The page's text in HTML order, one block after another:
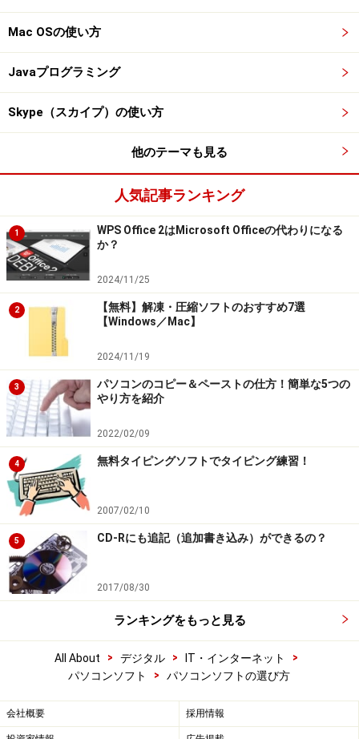
Mac OSの使い方
Javaプログラミング
Skype（スカイプ）の使い方
他のテーマも見る
人気記事ランキング
1
WPS Office 2はMicrosoft Officeの代わりになる
か？
2024/11/25
2
【無料】解凍・圧縮ソフトのおすすめ7選
【Windows／Mac】
2024/11/19
3
パソコンのコピー＆ペーストの仕方！簡単な5つの
やり方を紹介
2022/02/09
4 無料タイピングソフトでタイピング練習！
2007/02/10
5 CD-Rにも追記（追加書き込み）ができるの？
2017/08/30
ランキングをもっと見る
All About > デジタル > IT・インターネット
>
パソコンソフト
> パソコンソフトの選び方
会社概要 採用情報